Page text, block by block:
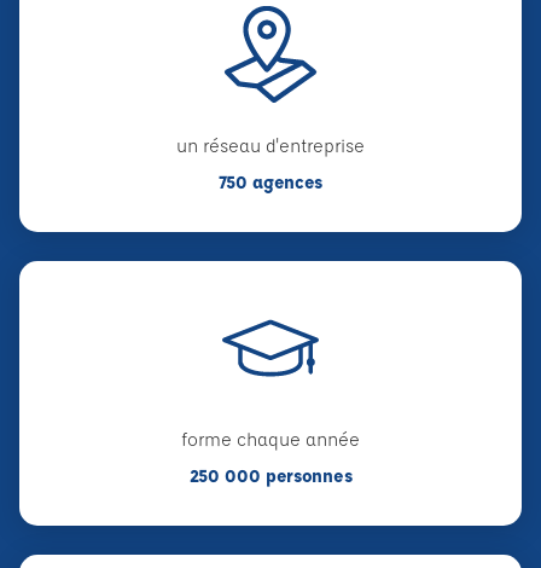
un réseau d'entreprise
750 agences
forme chaque année
250 000 personnes